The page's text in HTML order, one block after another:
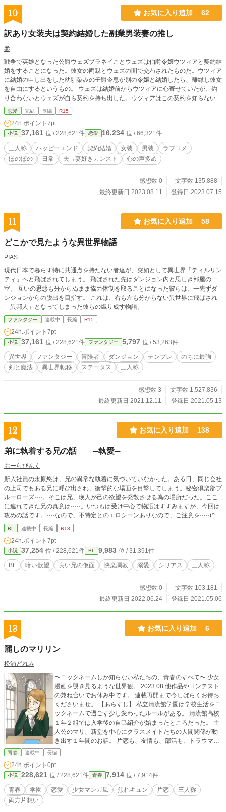
10 お気に入り追加 62
訳あり女装夫は契約結婚した副業男装妻の推し
参
戦争で英雄となった公爵ウェズブラネイことウェズは伯爵令嬢ウツィアと契約結
婚をすることになった。彼女の両親とウェズの間で交わされたものだ。ウツィア
に結婚の申し出をした幼馴染みの子爵令息が別の令嬢と結婚したら、離縁し彼女
を自由にするというもの。 ウェズは結婚前からウツィアに心寄せていたが、釣
り合わないとウェズが自ら契約を持ち出した。ウツィアはこの契約を知らない。
仲を深めて良い家庭を築こうとするも、結婚してからウェズはウツィアと一線を
引く。 ウツィアは落ち込む間もなく、夫から離縁されても自立できるように領
地内で秘かに店を開いた。 正体がバレないように男装していると、それを知っ
た夫のウェズが同じく正体がバレないように女装してやってきた。女装したウェ
ズは男装したウツィアの店の常連になり仲を深める。その後、変装していない状
態、ただの夫婦としても徐々に仲を深め始めた。 女装男装したまま剣の稽古を
したり、変装をしていない夫婦として乗馬の訓練をしたり、外野から見たらちぐ
ツィアにバレる日がきてしまう。同時に契約を満たす日も訪れた。夫婦は選択を
しなければならない局面に立たされ向き合うこととなる。 これは女装夫と男装
カンストしている夫が妻の一挙一動に嬉しいだの好きだの心の中で叫んでいる
話。 夫→→→→→→妻を念頭に入れていれば、出会い編をすっ飛ばして本編か
ら読んでも問題はありません。当然、出会い編を読んだ上で本編入るとにやにや
度があがります。 読んでなくても全く問題ありませんが、今作は過去作「辺境
伯に嫁いだけど、自宅裸族なのを隠したい」及び「旦那様を救えるのは私だ
から読み続けてくださっている方は上記二作品を念頭にいれて読むと楽しいかと
思います。 全66話、出会い編（7話まで）は一話あたり概ね2000～3500字程
度、本編は概ね1500～3000字程度で公開。 ※小説家になろう、ノベルアップ
+にも投稿しています。※R15は保険です。
恋愛 完結 長編 R15
24h.ポイント 7pt
小説 37,161 位 / 228,621件 恋愛 16,234 位 / 66,321件
三人称 ハッピーエンド 契約結婚 女装 男装
ラブコメ
ほのぼの
日常 夫→妻好きカンスト 心の声多め
感想数 0
文字数 135,888
最終更新日 2023.08.11
登録日 2023.07.15
11 お気に入り追加 58
どこかで見たような異世界物語
PIAS
現代日本で暮らす特に共通点を持たない者達が、突如として異世界「ティルリン
ティ」へと飛ばされてしまう。 飛ばされた先はダンジョン内と思しき部屋の一
室。 互いの思惑も分からぬまま協力体制を取ることになった彼らは、一先ずダ
ンジョンからの脱出を目指す。 これは、右も左も分からない異世界に飛ばされ
「異邦人」となってしまった彼らの織り成す物語。
ファンタジー 連載中 長編 R15
24h.ポイント 7pt
小説 37,161 位 / 228,621件 ファンタジー 5,797 位 / 53,263件
異世界 ファンタジー 冒険者 ダンジョン テンプレ
のちに最強
剣と魔法
異世界転移 ステータス 三人称
感想数 3
文字数 1,527,836
最終更新日 2021.12.11
登録日 2021.05.13
12 お気に入り追加 138
弟に執着する兄の話 ─執愛─
おーらぴんく
新入社員の永原悠は、兄の異常な執着に気づいていなかった。ある日、同じ会社
の上司でもある兄に呼び出され、衝撃的な場面を目撃してしまう。秘密倶楽部ブ
ルーローズ····。そこは兄、瑛人が己の欲望を発散させる為の場所だった。ここ
に連れてきた兄の真意は·····。いつもは受け中心で物語はすすみますが、今回は
攻めの話です。····なので、不特定とのエロシーンありなので、ご注意を·····(^^;
ただ、あくまで弟くんをオトすまでの、経過と思ってください(^^; ※自分の
萌要素をあつめたらこうなりました····。萌要素◆ 溺愛・調教・異常な執着・
暗い欲望・媚薬・良い兄の仮面・道具・兄を慕う弟・秘密倶楽部・不憫受け こ
ちらはムーンライト様でも掲載しています。
BL 連載中 長編 R18
24h.ポイント 7pt
小説 37,254 位 / 228,621件 BL 9,983 位 / 31,391件
BL 暗い欲望 良い兄の仮面 快楽調教 溺愛 シリアス 三人称
感想数 0
文字数 103,181
最終更新日 2022.06.24
登録日 2021.05.06
13 お気に入り追加 6
麗しのマリリン
松浦どれみ
〜ニックネームしか知らない私たちの、青春のすべて〜 少女
漫画を覗き見るような世界観。 2023.08 他作品やコンテスト
の兼ね合いでお休み中です。 連載再開まで今しばらくお待ち
くださいませ。 【あらすじ】 私立清流館学園は学校生活をニ
ックネームで過ごす少し変わったルールがある。 清流館高校
１年２組では入学後の自己紹介が始まったところだった。 主
人公のマリ、新堂を中心にクラスメイトたちの人間関係が動
き出す１年間のお話。 片恋も、友情も、部活も、トラウマ
も、コンプレックスも、ぜんぶぜんぶ青春だ。 主要メンバー
ストーリーです。 感想やお気に入り登録してくれると感激で
す！ よろしくお願いします！
青春 連載中 長編
24h.ポイント 0pt
小説 228,621 位 / 228,621件 青春 7,914 位 / 7,914件
青春 学園 恋愛 少女マンガ風 焦れキュン 片恋
三人称
両方片想い